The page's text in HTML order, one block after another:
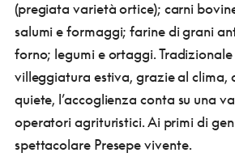
(pregiata varietà ortice); carni
salumi e formaggi; farine di grani
forno; legumi e ortaggi.
villeggiatura estiva, grazie al clima,
quiete, l’accoglienza conta su una
operatori agrituristici. Ai primi di
spettacolare Presepe vivente.